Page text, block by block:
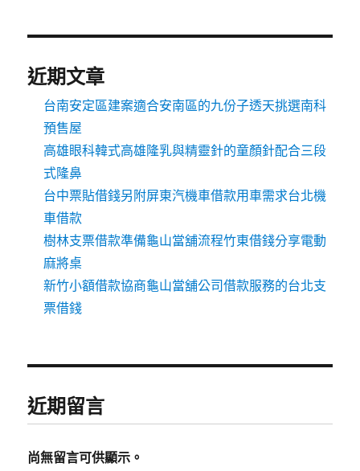
近期文章
台南安定區建案適合安南區的九份子透天挑選南科
預售屋
高雄眼科韓式高雄隆乳與精靈針的童顏針配合三段
式隆鼻
台中票貼借錢另附屏東汽機車借款用車需求台北機
車借款
樹林支票借款準備龜山當舖流程竹東借錢分享電動
麻將桌
新竹小額借款協商龜山當舖公司借款服務的台北支
票借錢
近期留言
尚無留言可供顯示。